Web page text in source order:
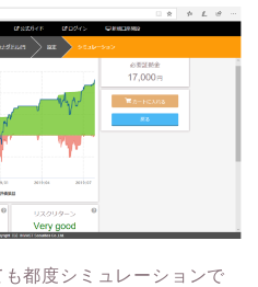
都度シミュレーションで